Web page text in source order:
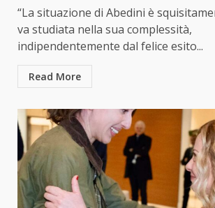
“La situazione di Abedini è
va studiata nella sua complessità,
indipendentemente dal felice esito...
Read More